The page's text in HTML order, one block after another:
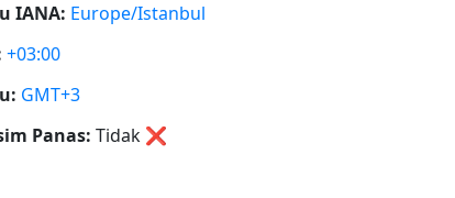
IANA: Europe/Istanbul
+03:00
GMT+3
Panas: Tidak ❌